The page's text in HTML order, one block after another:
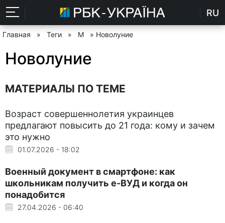
RU
Главная » Теги » М » Новолуние
Новолуние
МАТЕРИАЛЫ ПО ТЕМЕ
Возраст совершеннолетия украинцев
предлагают повысить до 21 года: кому и зачем
это нужно
01.07.2026 - 18:02
Военный документ в смартфоне: как
школьникам получить е-ВУД и когда он
понадобится
27.04.2026 - 06:40